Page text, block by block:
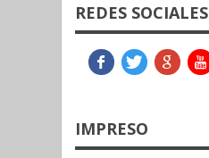
REDES SOCIALES
IMPRESO